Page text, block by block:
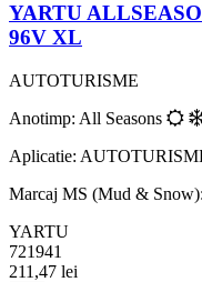
YARTU
96V XL
AUTOTURISME
Anotimp: All Seasons
Aplicatie:
Marcaj MS (Mud & Snow):
YARTU
721941
211,47 lei